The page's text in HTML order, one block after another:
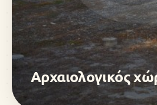
Αρχαιολογικός